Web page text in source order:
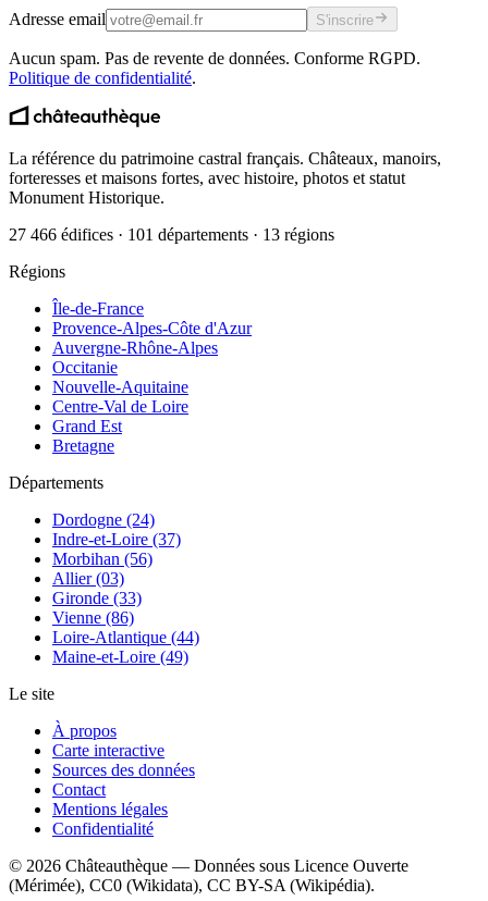
Adresse email S'inscrire
Aucun spam. Pas de revente de données. Conforme RGPD.
Politique de confidentialité.
La référence du patrimoine castral français. Châteaux, manoirs,
forteresses et maisons fortes, avec histoire, photos et statut
Monument Historique.
27 466 édifices · 101 départements · 13 régions
Régions
Île-de-France
Provence-Alpes-Côte d'Azur
Auvergne-Rhône-Alpes
Occitanie
Nouvelle-Aquitaine
Centre-Val de Loire
Grand Est
Bretagne
Départements
Dordogne (24)
Indre-et-Loire (37)
Morbihan (56)
Allier (03)
Gironde (33)
Vienne (86)
Loire-Atlantique (44)
Maine-et-Loire (49)
Le site
À propos
Carte interactive
Sources des données
Contact
Mentions légales
Confidentialité
© 2026 Châteauthèque — Données sous Licence Ouverte
(Mérimée), CC0 (Wikidata), CC BY-SA (Wikipédia).